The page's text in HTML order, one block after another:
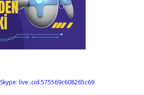
Skype: live:.cid.575569c608265c69